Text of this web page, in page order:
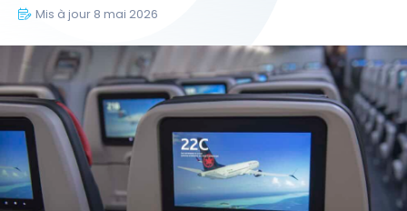
Mis à jour 8 mai 2026